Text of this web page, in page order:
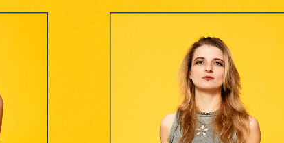
MARY VONK - BASS / VOCALS